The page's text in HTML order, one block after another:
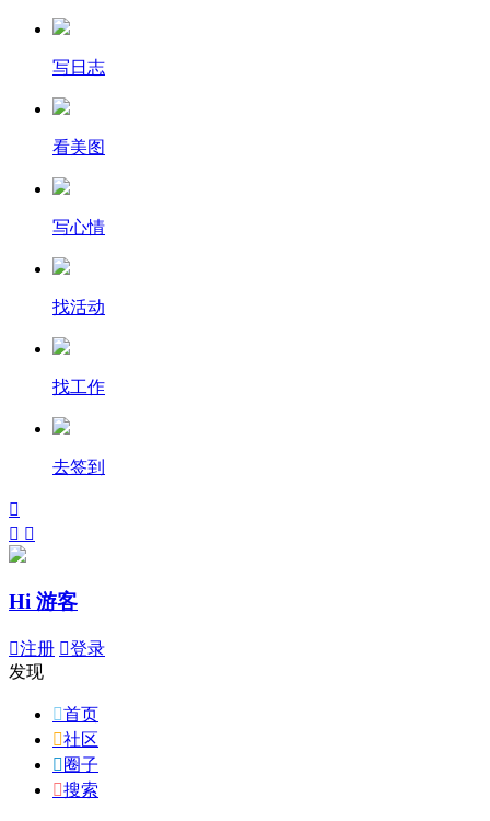
写日志
看美图
写心情
找活动
找工作
去签到

 
Hi 游客
注册 登录
发现
首页
社区
 圈子
搜索